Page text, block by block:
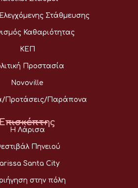
Στάθμευσης
Καθαριότητας
ΚΕΠ
Προστασία
Novoville
Προτάσεις/Παράπονα
Επισκέπτης
Η Λάρισα
Πηνειού
Santa City
στην πόλη